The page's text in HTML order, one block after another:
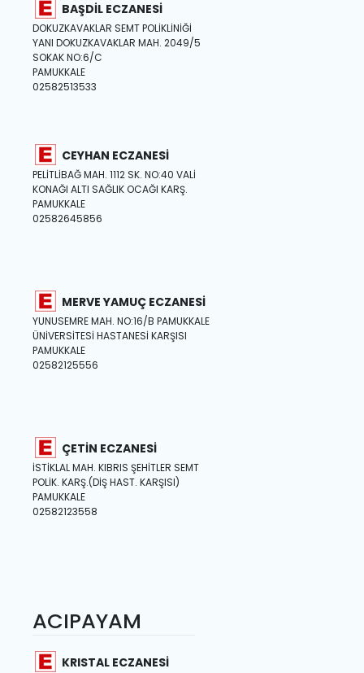
BAŞDİL ECZANESİ
DOKUZKAVAKLAR SEMT POLİKLİNİĞİ
YANI DOKUZKAVAKLAR MAH. 2049/5
SOKAK NO:6/C
PAMUKKALE
02582513533
CEYHAN ECZANESİ
PELİTLİBAĞ MAH. 1112 SK. NO:40 VALİ
KONAĞI ALTI SAĞLIK OCAĞI KARŞ.
PAMUKKALE
02582645856
MERVE YAMUÇ ECZANESİ
YUNUSEMRE MAH. NO:16/B PAMUKKALE
ÜNİVERSİTESİ HASTANESİ KARŞISI
PAMUKKALE
02582125556
ÇETİN ECZANESİ
İSTİKLAL MAH. KIBRIS ŞEHİTLER SEMT
POLİK. KARŞ.(DİŞ HAST. KARŞISI)
PAMUKKALE
02582123558
ACIPAYAM
KRISTAL ECZANESİ